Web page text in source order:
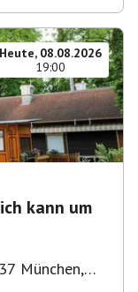
Heute, 08.08.2026
19:00
kann um
München,